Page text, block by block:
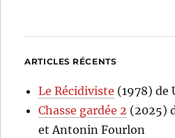
ARTICLES RÉCENTS
Le Récidiviste (1978) de
Chasse gardée 2 (2025)
et Antonin Fourlon